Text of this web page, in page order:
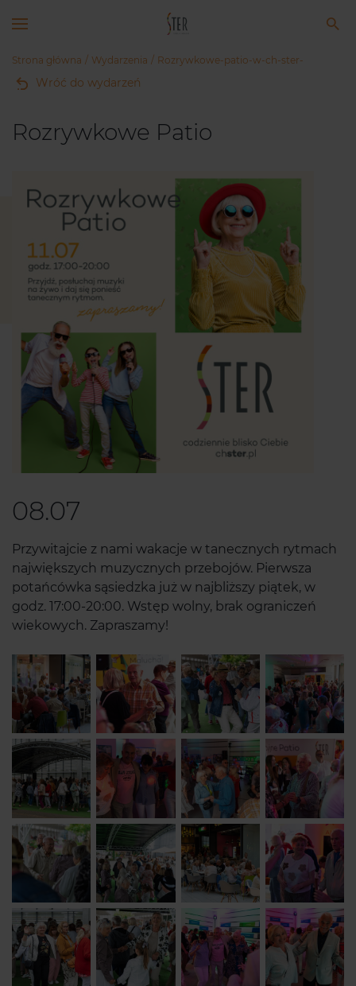
Strona główna Wydarzenia Rozrywkowe-patio-w-ch-ster-
Wróć do wydarzeń
Rozrywkowe Patio
08.07
Przywitajcie z nami wakacje w tanecznych rytmach
największych muzycznych przebojów. Pierwsza
potańcówka sąsiedzka już w najbliższy piątek, w
godz. 17:00-20:00. Wstęp wolny, brak ograniczeń
wiekowych. Zapraszamy!